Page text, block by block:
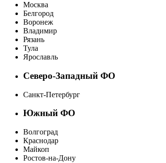
Москва
Белгород
Воронеж
Владимир
Рязань
Тула
Ярославль
Северо-Западный ФО
Санкт-Петербург
Южный ФО
Волгоград
Краснодар
Майкоп
Ростов-на-Дону